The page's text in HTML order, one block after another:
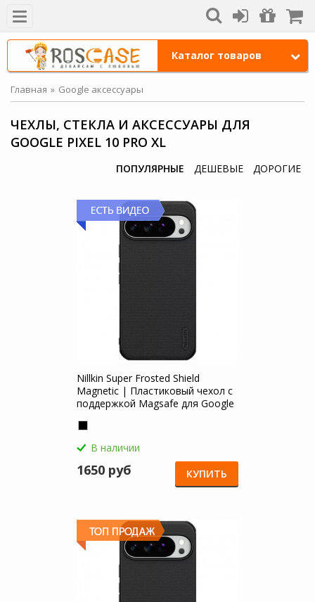
Каталог товаров
Главная Google аксессуары
ЧЕХЛЫ, СТЕКЛА И АКСЕССУАРЫ ДЛЯ
GOOGLE PIXEL 10 PRO XL
ПОПУЛЯРНЫЕ ДЕШЕВЫЕ ДОРОГИЕ
Nillkin Super Frosted Shield
Magnetic | Пластиковый чехол с
поддержкой Magsafe для Google
В наличии
1650 руб КУПИТЬ